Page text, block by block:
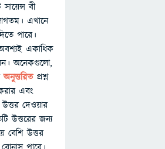
সায়েন্স বী
এখানে
পারে।
অবশ্যই একাধিক
অনেকগুলো,
অনুত্তরিতপ্রশ্ন
এবং
দেওয়ার
উত্তরের জন্য
বেশি উত্তর